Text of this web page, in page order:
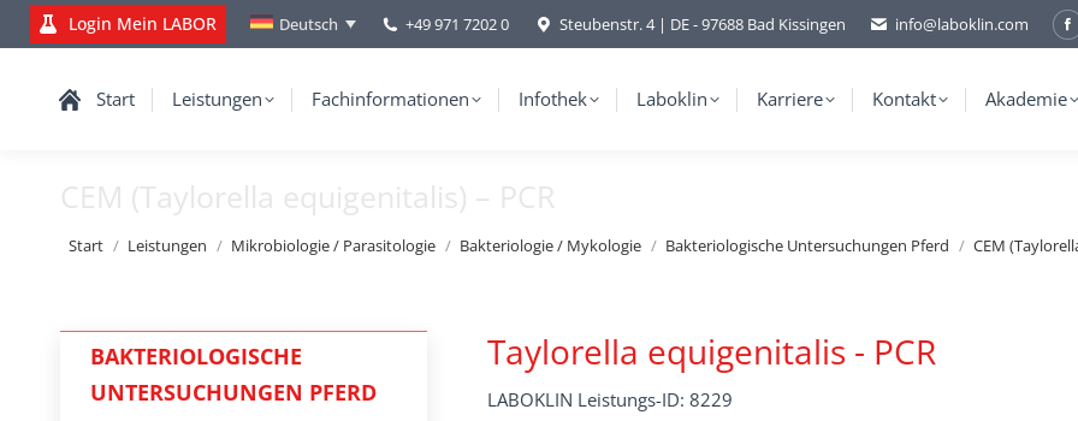
Login Mein LABOR Deutsch +49 971 7202 0 Steubenstr. 4 | DE - 97688 Bad Kissingen info@laboklin.com
Start Leistungen Fachinformationen Infothek Laboklin Karriere Kontakt Akademie
CEM (Taylorella equigenitalis) – PCR
Sie befinden sich hier:
Start Leistungen Mikrobiologie / Parasitologie Bakteriologie / Mykologie Bakteriologische Untersuchungen Pferd CEM
Taylorella equigenitalis - PCR
LABOKLIN Leistungs-ID: 8229
BAKTERIOLOGISCHE
UNTERSUCHUNGEN PFERD